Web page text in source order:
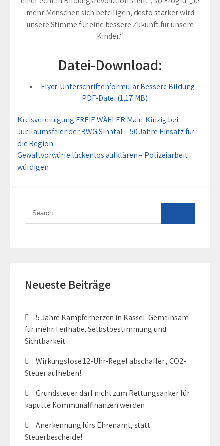
mehr Menschen sich beteiligen, desto stärker wird
unsere Stimme für eine bessere Zukunft für unsere
Kinder.“
Datei-Download:
Flyer-Unterschriftenformular Bessere Bildung –
PDF-Datei (1,17 MB)
Beitragsnavigation
Kreisvereinigung FREIE WÄHLER Main-Kinzig bei
Jubiläumsfeier der BWG Sinntal – 50 Jahre Einsatz für
die Region
Gewaltvorwürfe lückenlos aufklären – Polizeiarbeit
würdigen
Neueste Beiträge
5 Jahre Kämpferherzen in Kassel: Gemeinsam
für mehr Teilhabe, Selbstbestimmung und
Sichtbarkeit
Wirkungslose 12-Uhr-Regel abschaffen, CO2-
Steuer aufheben!
Grundsteuer darf nicht zum Rettungsanker für
kaputte Kommunalfinanzen werden
Anerkennung fürs Ehrenamt, statt
Steuerbescheide!